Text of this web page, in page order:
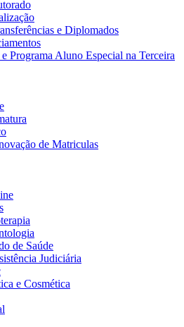
e Diplomados
Programa Aluno Especial na Terceira
de Matriculas
de Saúde
Judiciária
e Cosmética